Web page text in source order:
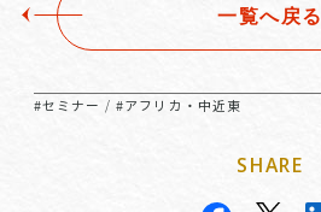
一覧へ戻る
#セミナー /#アフリカ・中近東
SHARE